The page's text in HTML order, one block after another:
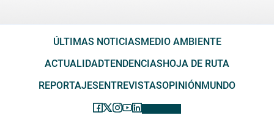
ÚLTIMAS NOTICIAS MEDIO AMBIENTE
ACTUALIDADTENDENCIAS HOJA DE RUTA
REPORTAJES ENTREVISTASOPINIÓN MUNDO